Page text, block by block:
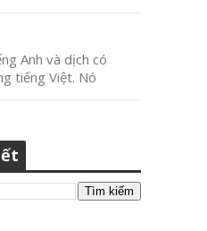
Anh và dịch có
tiếng Việt. Nó